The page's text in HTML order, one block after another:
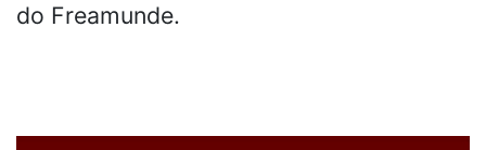
do Freamunde.